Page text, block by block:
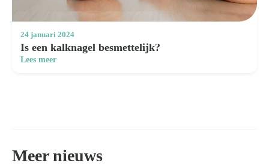
24 januari 2024
Is een kalknagel besmettelijk?
Lees meer
Meer nieuws